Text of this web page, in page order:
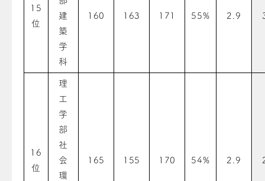
15
位
建
築
学
科
160 163 171 55% 2.9
16
位
理
工
学
部
社
会
環
165 155 170 54% 2.9